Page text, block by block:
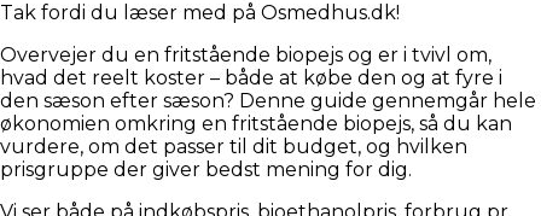
Tak fordi du læser med på Osmedhus.dk!
Overvejer du en fritstående biopejs og er i tvivl om,
hvad det reelt koster – både at købe den og at fyre i
den sæson efter sæson? Denne guide gennemgår hele
økonomien omkring en fritstående biopejs, så du kan
vurdere, om det passer til dit budget, og hvilken
prisgruppe der giver bedst mening for dig.